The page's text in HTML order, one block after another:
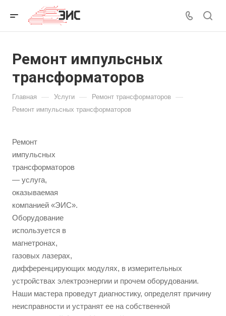
Ремонт импульсных
трансформаторов
Главная — Услуги — Ремонт трансформаторов —
Ремонт импульсных трансформаторов
Ремонт
импульсных
трансформаторов
— услуга,
оказываемая
компанией «ЭИС».
Оборудование
используется в
магнетронах,
газовых лазерах,
дифференцирующих модулях, в измерительных
устройствах электроэнергии и прочем оборудовании.
Наши мастера проведут диагностику, определят причину
неисправности и устранят ее на собственной